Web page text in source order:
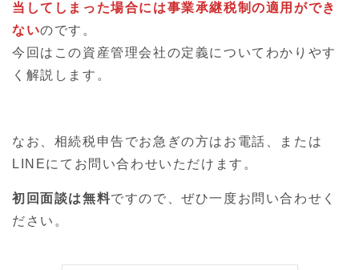
当してしまった場合には事業承継税制の適用ができ
ないのです。
今回はこの資産管理会社の定義についてわかりやす
く解説します。
なお、相続税申告でお急ぎの方はお電話、または
LINEにてお問い合わせいただけます。
初回面談は無料ですので、ぜひ一度お問い合わせく
ださい。